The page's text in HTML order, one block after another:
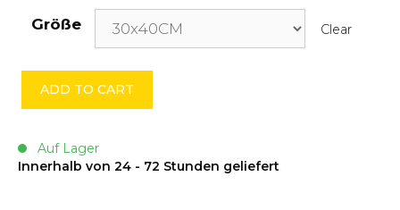
Größe Clear
Lieferung
-
ADD TO CART
Auf Lager
Innerhalb von 24 - 72 Stunden geliefert